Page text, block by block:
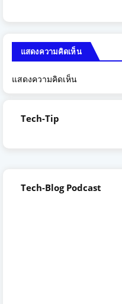
แสดงความคิดเห็น
แสดงความคิดเห็น
Tech-Tip
Tech-Blog Podcast